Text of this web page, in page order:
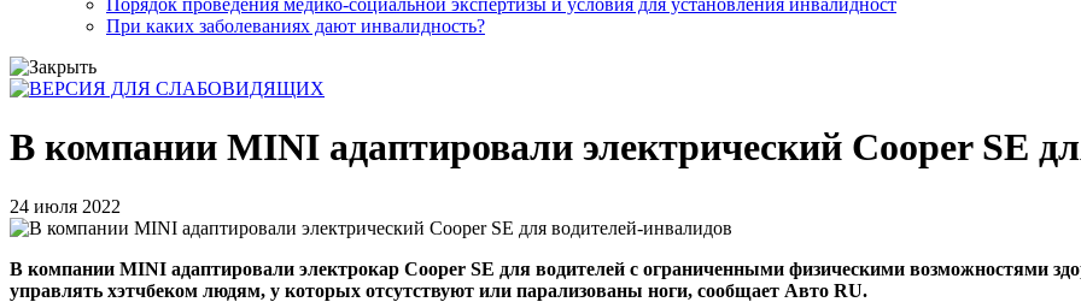
При каких заболеваниях дают инвалидность?
В компании MINI адаптировали электрический Cooper SE
24 июля 2022
В компании MINI адаптировали электрокар Cooper SE для водителей с ограниченными физическими возможностями
управлять хэтчбеком людям, у которых отсутствуют или парализованы ноги, сообщает Авто RU.